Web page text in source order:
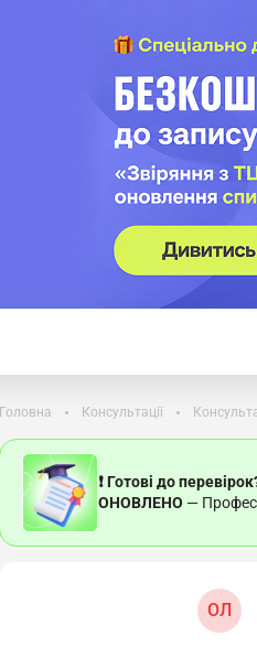
Головна Консультації
❗ Готові до
ОНОВЛЕНО —
ОЛ